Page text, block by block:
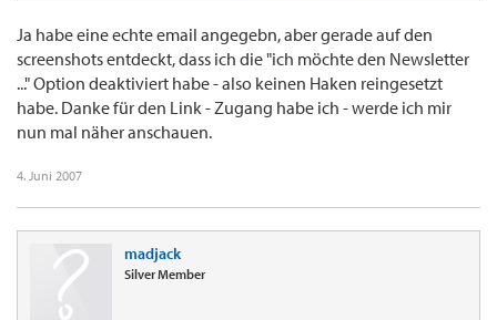
Ja habe eine echte email angegebn, aber gerade auf den
screenshots entdeckt, dass ich die "ich möchte den Newsletter
..." Option deaktiviert habe - also keinen Haken reingesetzt
habe. Danke für den Link - Zugang habe ich - werde ich mir
nun mal näher anschauen.
4. Juni 2007
madjack
Silver Member